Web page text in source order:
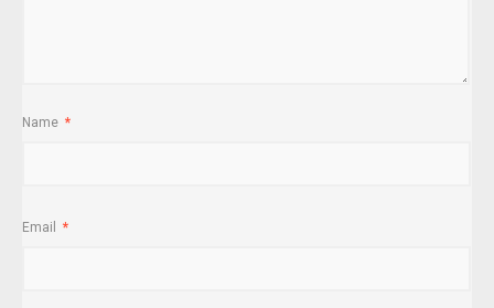
Name *
Email *